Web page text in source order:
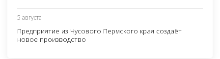
5 августа
Предприятие из Чусового Пермского края создаёт
новое производство